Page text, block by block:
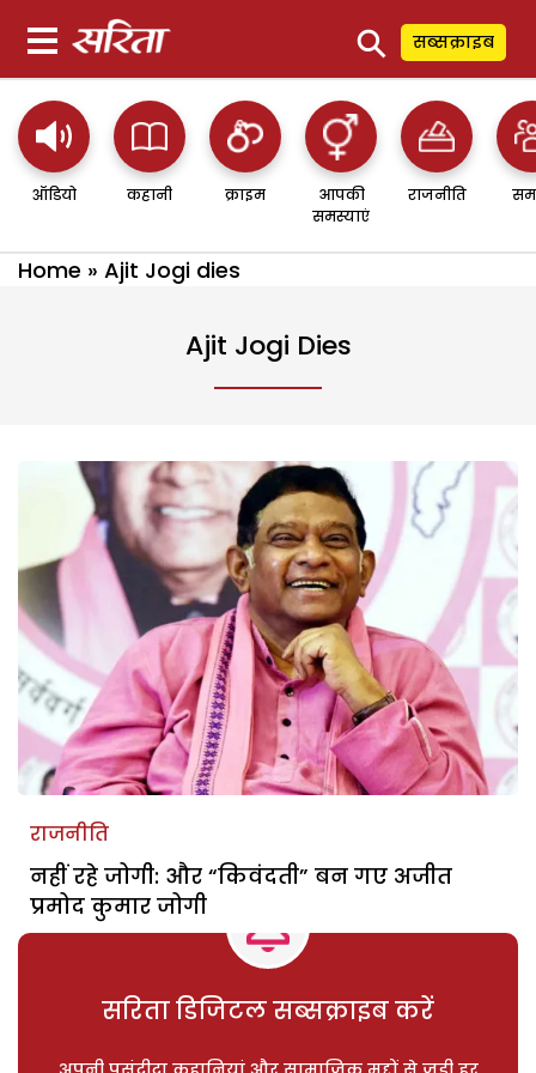
⚲ सब्सक्राइब
ऑडियो कहानी क्राइम
आपकी
समस्याएं
राजनीति
Home » Ajit Jogi dies
Ajit Jogi Dies
राजनीति
नहीं रहे जोगी: और “किवंदती” बन गए अजीत
प्रमोद कुमार जोगी
सरिता डिजिटल सब्सक्राइब करें